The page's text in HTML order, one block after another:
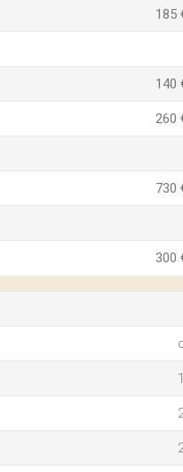
185
140
260
730
300